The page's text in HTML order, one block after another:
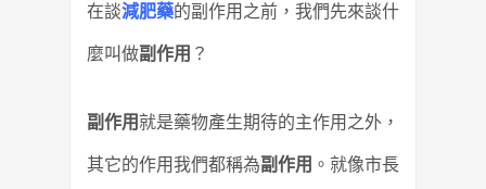
在談減肥藥的副作用之前，我們先來談什
麼叫做副作用 ？
副作用就是藥物產生期待的主作用之外，
其它的作用我們都稱為副作用 。 就像市長